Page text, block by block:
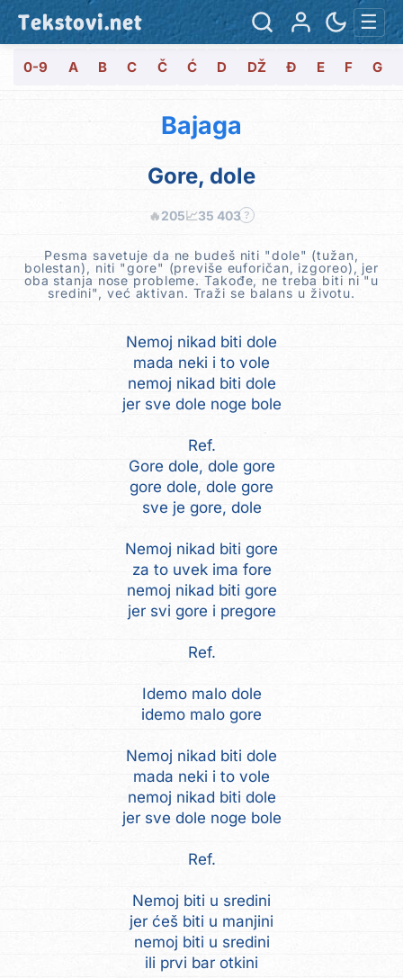
Tekstovi.net ☰
0-9 A B C Č Ć D DŽ Đ E F G
Bajaga
Gore, dole
🔥205📈35 403 ?
Pesma savetuje da ne budeš niti "dole" (tužan,
bolestan), niti "gore" (previše euforičan, izgoreo), jer
oba stanja nose probleme. Takođe, ne treba biti ni "u
sredini", već aktivan. Traži se balans u životu.
Nemoj nikad biti dole
mada neki i to vole
nemoj nikad biti dole
jer sve dole noge bole
Ref.
Gore dole, dole gore
gore dole, dole gore
sve je gore, dole
Nemoj nikad biti gore
za to uvek ima fore
nemoj nikad biti gore
jer svi gore i pregore
Ref.
Idemo malo dole
idemo malo gore
Nemoj nikad biti dole
mada neki i to vole
nemoj nikad biti dole
jer sve dole noge bole
Ref.
Nemoj biti u sredini
jer ćeš biti u manjini
nemoj biti u sredini
ili prvi bar otkini